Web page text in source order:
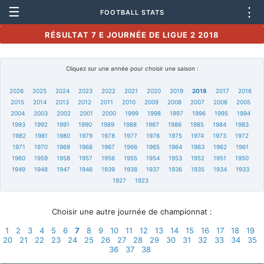
☰ FOOTBALL STATS ⋮
RÉSULTAT 7 E JOURNÉE DE LIGUE 2 2018
Cliquez sur une année pour choisir une saison :
2026 2025 2024 2023 2022 2021 2020 2019 2018 2017
2016
2015
2014 2013 2012 2011 2010 2009 2008 2007 2006
2005
2004
2003 2002 2001 2000 1999 1998 1997 1996 1995
1994
1993
1992 1991 1990 1989 1988 1987 1986 1985 1984
1983
1982
1981 1980 1979 1978 1977 1976 1975 1974 1973
1972
1971
1970 1969 1968 1967 1966 1965 1964 1963 1962
1961
1960
1959 1958 1957 1956 1955 1954 1953 1952 1951
1950
1949
1948 1947 1946 1939 1938 1937 1936 1935 1934
1933
1927
1923
Choisir une autre journée de championnat :
1
2 3 4 5 6 7 8 9 10 11 12 13 14 15 16 17 18
19
20
21 22 23 24 25 26 27 28 29 30 31 32 33 34
35
36
37 38